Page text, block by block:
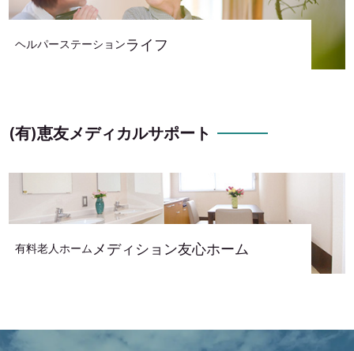
ヘルパーステーションライフ
(有)恵友メディカルサポート
有料老人ホーム メディション友心ホーム